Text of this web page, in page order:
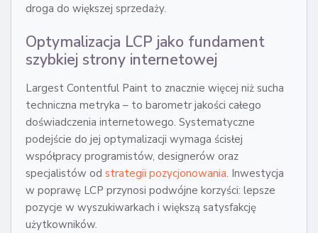
droga do większej sprzedaży.
Optymalizacja LCP jako fundament
szybkiej strony internetowej
Largest Contentful Paint to znacznie więcej niż sucha
techniczna metryka – to barometr jakości całego
doświadczenia internetowego. Systematyczne
podejście do jej optymalizacji wymaga ścisłej
współpracy programistów, designerów oraz
specjalistów od strategii pozycjonowania. Inwestycja
w poprawę LCP przynosi podwójne korzyści: lepsze
pozycje w wyszukiwarkach i większą satysfakcję
użytkowników.